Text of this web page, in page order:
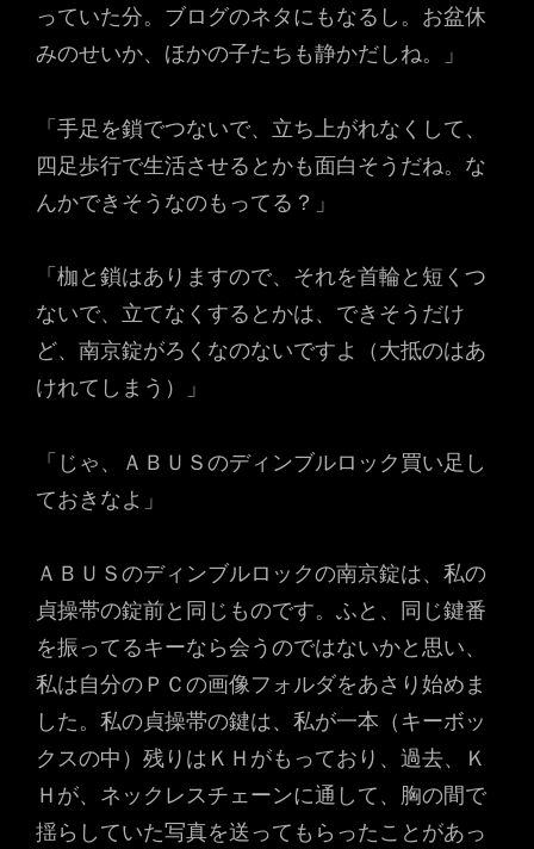
っていた分。ブログのネタにもなるし。お盆休
みのせいか、ほかの子たちも静かだしね。」
「手足を鎖でつないで、立ち上がれなくして、
四足歩行で生活させるとかも面白そうだね。な
んかできそうなのもってる？」
「枷と鎖はありますので、それを首輪と短くつ
ないで、立てなくするとかは、できそうだけ
ど、南京錠がろくなのないですよ（大抵のはあ
けれてしまう）」
「じゃ、ＡＢＵＳのディンブルロック買い足し
ておきなよ」
ＡＢＵＳのディンブルロックの南京錠は、私の
貞操帯の錠前と同じものです。ふと、同じ鍵番
を振ってるキーなら会うのではないかと思い、
私は自分のＰＣの画像フォルダをあさり始めま
した。私の貞操帯の鍵は、私が一本（キーボッ
クスの中）残りはＫＨがもっており、過去、Ｋ
Ｈが、ネックレスチェーンに通して、胸の間で
揺らしていた写真を送ってもらったことがあっ